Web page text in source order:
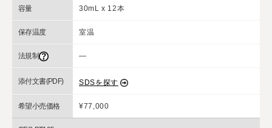
容量 30mL x 12本
保存温度 室温
法規制 ―
添付文書(PDF) SDSを探す
希望小売価格 ¥77,000